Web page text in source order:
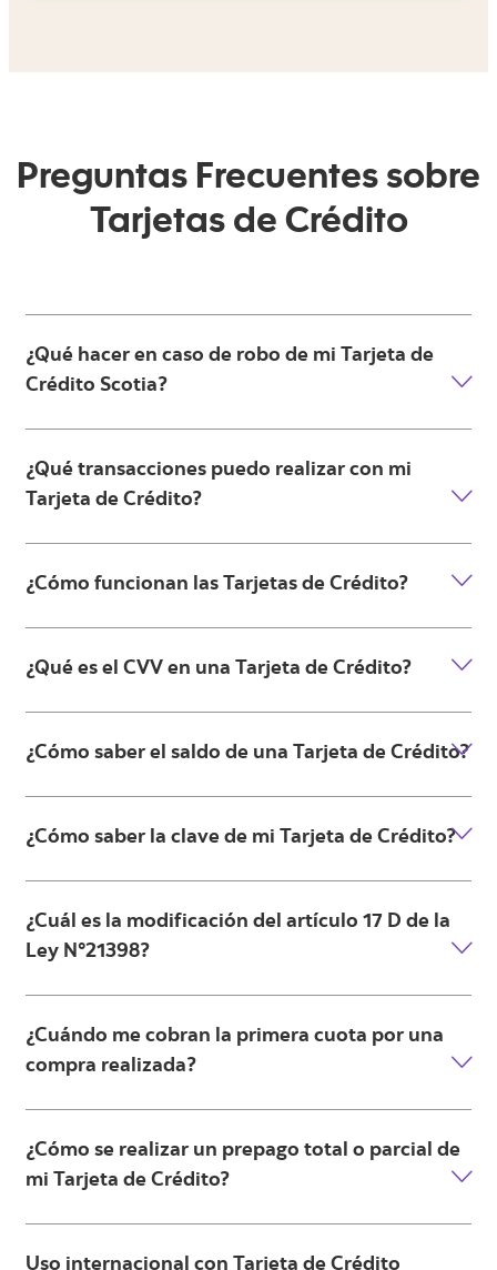
Preguntas Frecuentes sobre
Tarjetas de Crédito
¿Qué hacer en caso de robo de mi Tarjeta de
Crédito Scotia?
¿Qué transacciones puedo realizar con mi
Tarjeta de Crédito?
¿Cómo funcionan las Tarjetas de Crédito?
¿Qué es el CVV en una Tarjeta de Crédito?
¿Cómo saber el saldo de una Tarjeta de Crédito?
¿Cómo saber la clave de mi Tarjeta de Crédito?
¿Cuál es la modificación del artículo 17 D de la
Ley N°21398?
¿Cuándo me cobran la primera cuota por una
compra realizada?
¿Cómo se realizar un prepago total o parcial de
mi Tarjeta de Crédito?